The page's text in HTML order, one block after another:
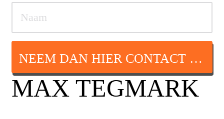
NEEM DAN HIER CONTACT OP
MAX TEGMARK